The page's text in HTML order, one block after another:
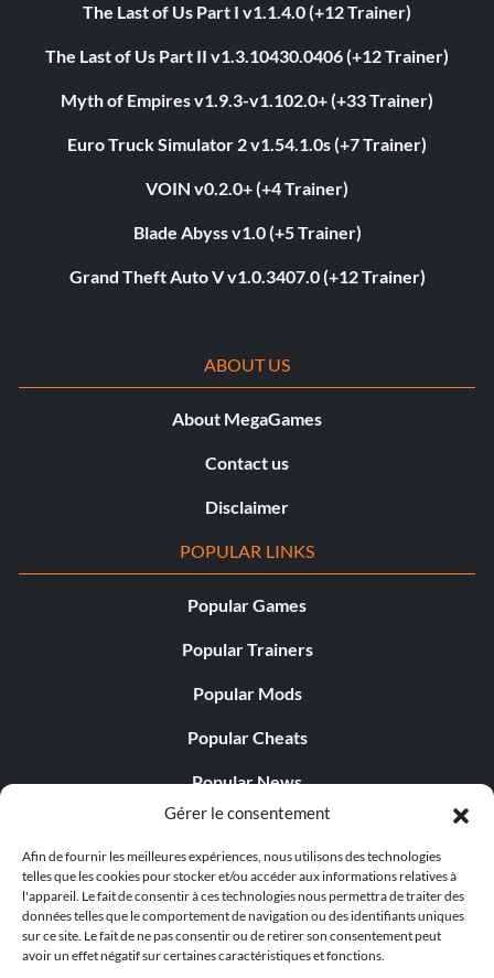
Gérer le consentement
Afin de fournir les meilleures expériences, nous utilisons des technologies
telles que les cookies pour stocker et/ou accéder aux informations relatives à
l'appareil. Le fait de consentir à ces technologies nous permettra de traiter des
données telles que le comportement de navigation ou des identifiants uniques
sur ce site. Le fait de ne pas consentir ou de retirer son consentement peut
avoir un effet négatif sur certaines caractéristiques et fonctions.
The Last of Us Part I v1.1.4.0 (+12 Trainer)
The Last of Us Part II v1.3.10430.0406 (+12 Trainer)
Myth of Empires v1.9.3-v1.102.0+ (+33 Trainer)
Euro Truck Simulator 2 v1.54.1.0s (+7 Trainer)
VOIN v0.2.0+ (+4 Trainer)
Blade Abyss v1.0 (+5 Trainer)
Grand Theft Auto V v1.0.3407.0 (+12 Trainer)
ABOUT US
About MegaGames
Contact us
Disclaimer
POPULAR LINKS
Popular Games
Popular Trainers
Popular Mods
Popular Cheats
Popular News
Popular Editorials
Popular Free Games
LATEST UPDATES